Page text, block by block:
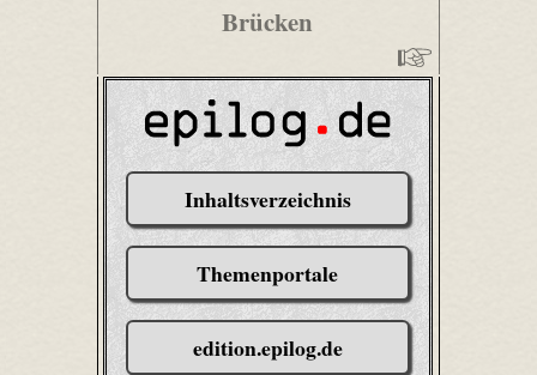
Brücken
Inhaltsverzeichnis
Themenportale
edition.epilog.de